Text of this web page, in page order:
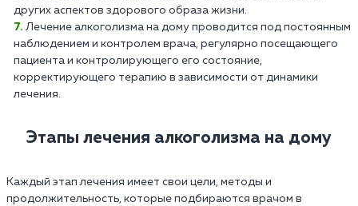
других аспектов здорового образа жизни.
Лечение алкоголизма на дому проводится под постоянным
наблюдением и контролем врача, регулярно посещающего
пациента и контролирующего его состояние,
корректирующего терапию в зависимости от динамики
лечения.
Этапы лечения алкоголизма на дому
Каждый этап лечения имеет свои цели, методы и
продолжительность, которые подбираются врачом в